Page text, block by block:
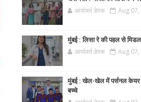
आर्यावर्त डेस्क Aug
मुंबई : लिसा रे की पहल से
आर्यावर्त डेस्क Aug
मुंबई : खेल-खेल में पर्सनल केयर
बच्चे